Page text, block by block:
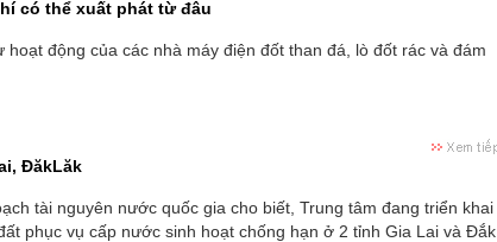
có thể xuất phát từ đâu
hoạt động của các nhà máy điện đốt than đá, lò đốt rác và đám
ĐăkLăk
tài nguyên nước quốc gia cho biết, Trung tâm đang triển khai
phục vụ cấp nước sinh hoạt chống hạn ở 2 tỉnh Gia Lai và Đắk